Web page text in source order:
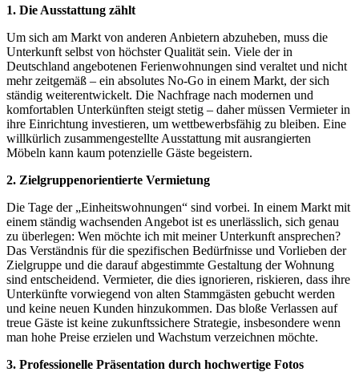
1. Die Ausstattung zählt
Um sich am Markt von anderen Anbietern abzuheben, muss die
Unterkunft selbst von höchster Qualität sein. Viele der in
Deutschland angebotenen Ferienwohnungen sind veraltet und nicht
mehr zeitgemäß – ein absolutes No-Go in einem Markt, der sich
ständig weiterentwickelt. Die Nachfrage nach modernen und
komfortablen Unterkünften steigt stetig – daher müssen Vermieter in
ihre Einrichtung investieren, um wettbewerbsfähig zu bleiben. Eine
willkürlich zusammengestellte Ausstattung mit ausrangierten
Möbeln kann kaum potenzielle Gäste begeistern.
2. Zielgruppenorientierte Vermietung
Die Tage der „Einheitswohnungen“ sind vorbei. In einem Markt mit
einem ständig wachsenden Angebot ist es unerlässlich, sich genau
zu überlegen: Wen möchte ich mit meiner Unterkunft ansprechen?
Das Verständnis für die spezifischen Bedürfnisse und Vorlieben der
Zielgruppe und die darauf abgestimmte Gestaltung der Wohnung
sind entscheidend. Vermieter, die dies ignorieren, riskieren, dass ihre
Unterkünfte vorwiegend von alten Stammgästen gebucht werden
und keine neuen Kunden hinzukommen. Das bloße Verlassen auf
treue Gäste ist keine zukunftssichere Strategie, insbesondere wenn
man hohe Preise erzielen und Wachstum verzeichnen möchte.
3. Professionelle Präsentation durch hochwertige Fotos